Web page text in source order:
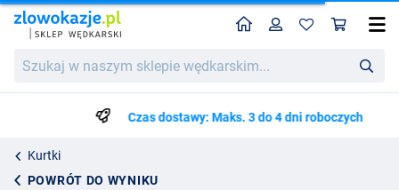
w
wędkarskim...
HomeProfil
Czas dostawy: Maks. 3 do 4 dni roboczych
Kurtki
POWRÓT DO WYNIKU
Prologic Rain Jacket Bark Green
328.50
304.75